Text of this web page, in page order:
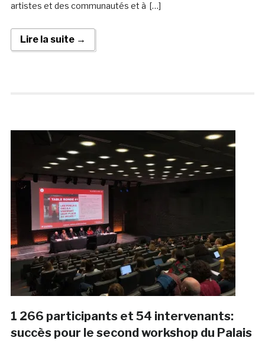
artistes et des communautés et à […]
Lire la suite →
1 266 participants et 54 intervenants:
succès pour le second workshop du Palais